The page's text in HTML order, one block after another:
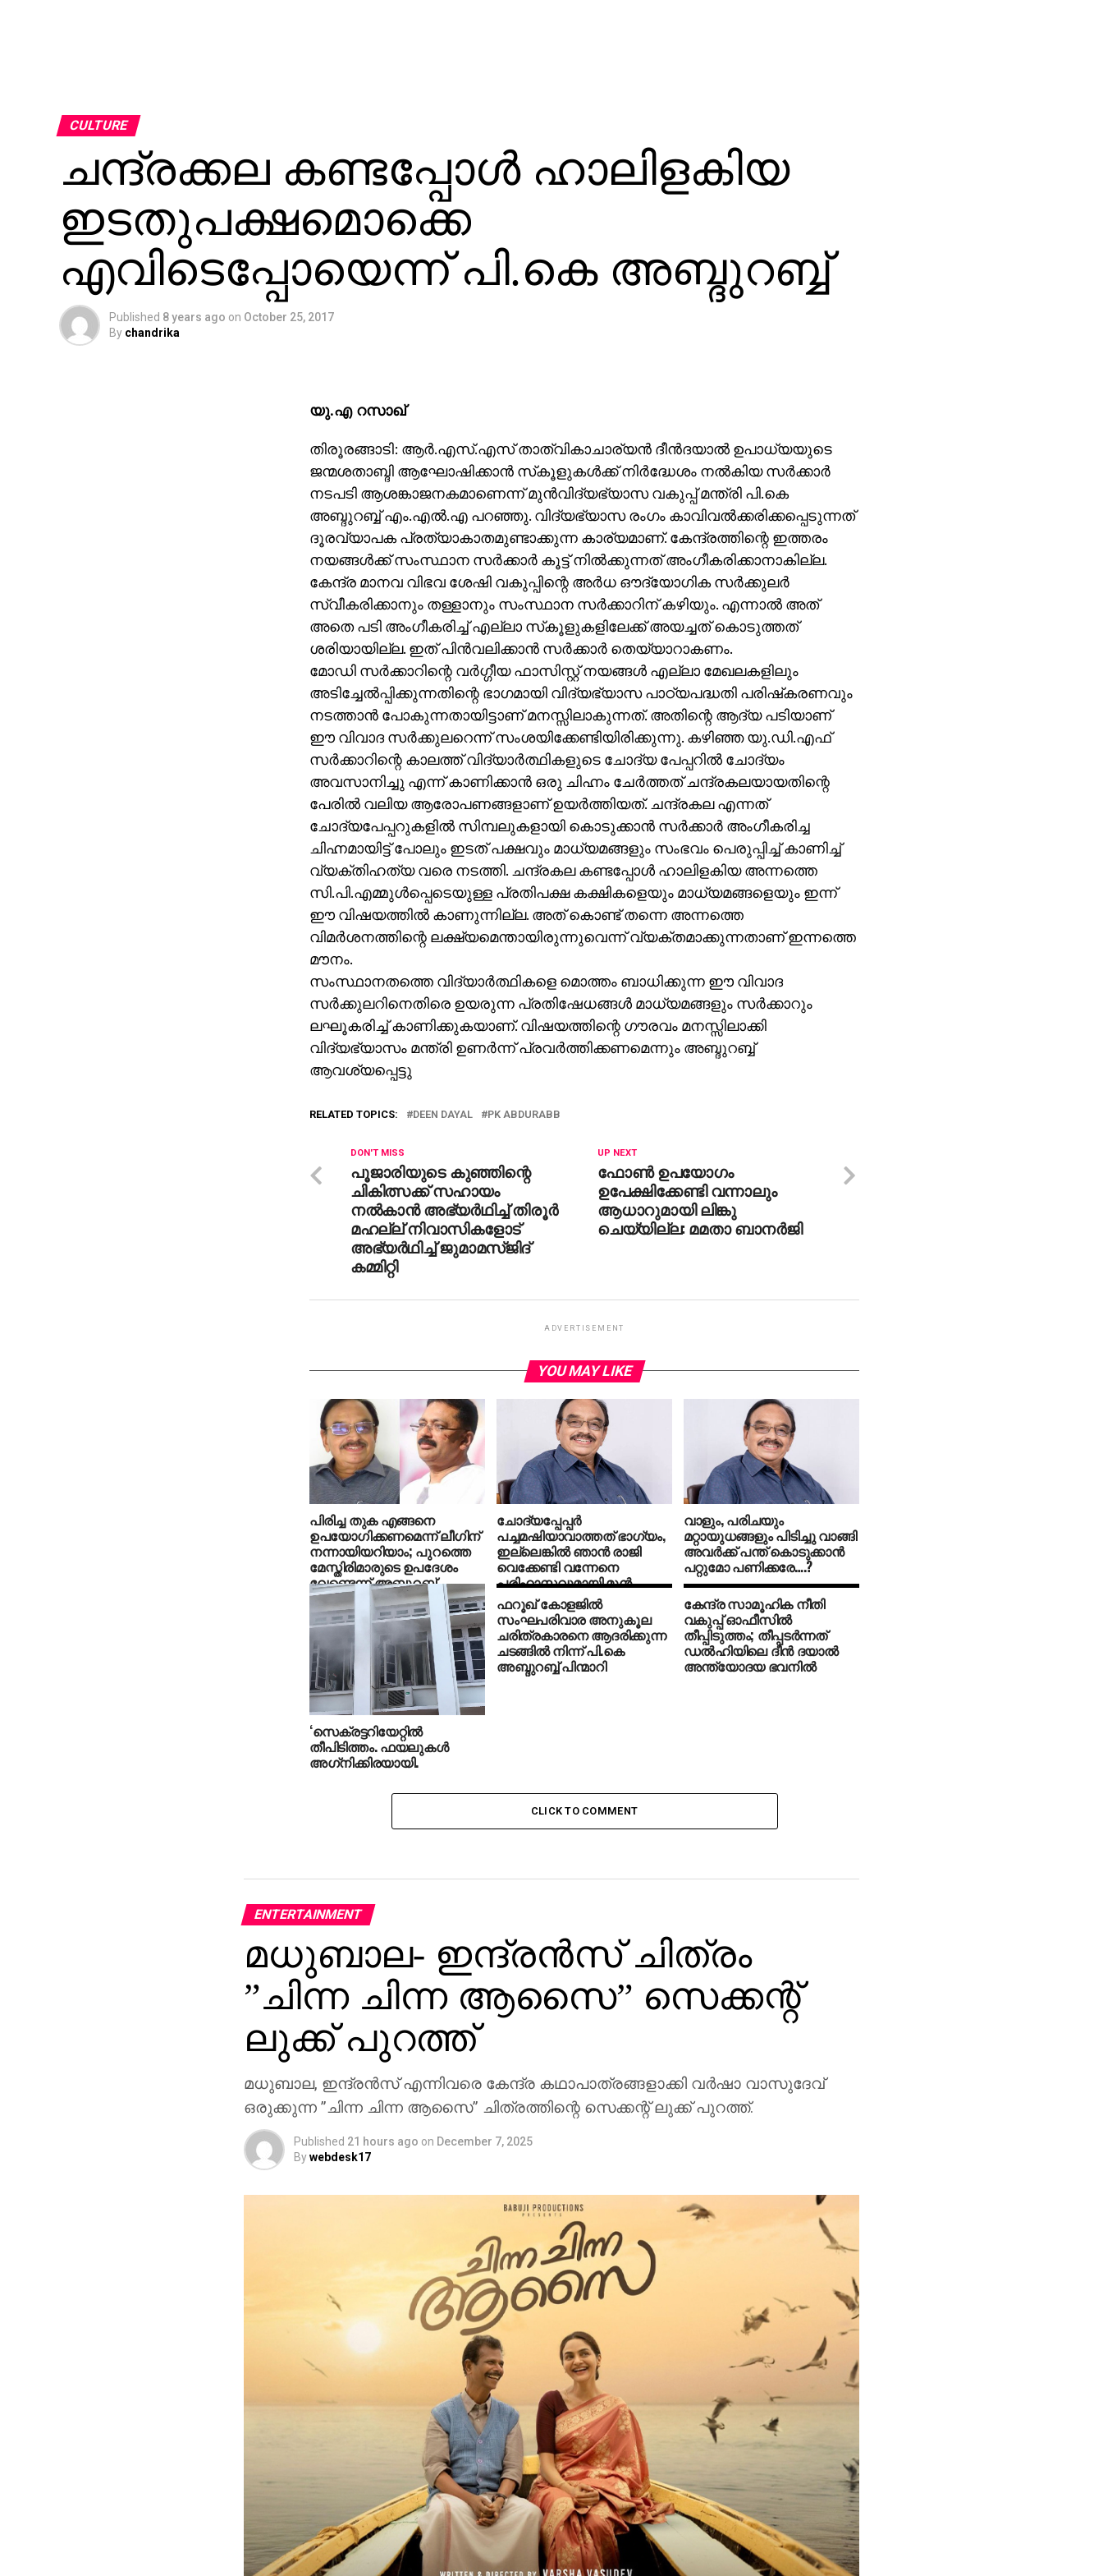
CULTURE
ചന്ദ്രക്കല കണ്ടപ്പോള്‍ ഹാലിളകിയ
ഇടതുപക്ഷമൊക്കെ
എവിടെപ്പോയെന്ന് പി.കെ അബ്ദുറബ്ബ്‌
Published 8 years ago on October 25, 2017
By chandrika
യു.എ റസാഖ്
തിരൂരങ്ങാടി: ആര്‍.എസ്.എസ് താത്വികാചാര്യന്‍ ദീന്‍ദയാല്‍ ഉപാധ്യയുടെ
ജന്മശതാബ്ദി ആഘോഷിക്കാന്‍ സ്‌കൂളുകള്‍ക്ക് നിര്‍ദ്ധേശം നല്‍കിയ സര്‍ക്കാര്‍
നടപടി ആശങ്കാജനകമാണെന്ന് മുന്‍വിദ്യഭ്യാസ വകുപ്പ് മന്ത്രി പി.കെ
അബ്ദുറബ്ബ് എം.എല്‍.എ പറഞ്ഞു. വിദ്യഭ്യാസ രംഗം കാവിവല്‍ക്കരിക്കപ്പെടുന്നത്
ദൂരവ്യാപക പ്രത്യാകാതമുണ്ടാക്കുന്ന കാര്യമാണ്. കേന്ദ്രത്തിന്റെ ഇത്തരം
നയങ്ങള്‍ക്ക് സംസ്ഥാന സര്‍ക്കാര്‍ കൂട്ട് നില്‍ക്കുന്നത് അംഗീകരിക്കാനാകില്ല.
കേന്ദ്ര മാനവ വിഭവ ശേഷി വകുപ്പിന്റെ അര്‍ധ ഔദ്യോഗിക സര്‍ക്കുലര്‍
സ്വീകരിക്കാനും തള്ളാനും സംസ്ഥാന സര്‍ക്കാറിന് കഴിയും. എന്നാല്‍ അത്
അതെ പടി അംഗീകരിച്ച് എല്ലാ സ്‌കൂളുകളിലേക്ക് അയച്ചത് കൊടുത്തത്
ശരിയായില്ല. ഇത് പിന്‍വലിക്കാന്‍ സര്‍ക്കാര്‍ തെയ്യാറാകണം.
മോഡി സര്‍ക്കാറിന്റെ വര്‍ഗ്ഗീയ ഫാസിസ്റ്റ് നയങ്ങള്‍ എല്ലാ മേഖലകളിലും
അടിച്ചേല്‍പ്പിക്കുന്നതിന്റെ ഭാഗമായി വിദ്യഭ്യാസ പാഠ്യപദ്ധതി പരിഷ്‌കരണവും
നടത്താന്‍ പോകുന്നതായിട്ടാണ് മനസ്സിലാകുന്നത്. അതിന്റെ ആദ്യ പടിയാണ്
ഈ വിവാദ സര്‍ക്കുലറെന്ന് സംശയിക്കേണ്ടിയിരിക്കുന്നു. കഴിഞ്ഞ യു.ഡി.എഫ്
സര്‍ക്കാറിന്റെ കാലത്ത് വിദ്യാര്‍ത്ഥികളുടെ ചോദ്യ പേപ്പറില്‍ ചോദ്യം
അവസാനിച്ചു എന്ന് കാണിക്കാന്‍ ഒരു ചിഹ്നം ചേര്‍ത്തത് ചന്ദ്രകലയായതിന്റെ
പേരില്‍ വലിയ ആരോപണങ്ങളാണ് ഉയര്‍ത്തിയത്. ചന്ദ്രകല എന്നത്
ചോദ്യപേപ്പറുകളില്‍ സിമ്പലുകളായി കൊടുക്കാന്‍ സര്‍ക്കാര്‍ അംഗീകരിച്ച
ചിഹ്നമായിട്ട് പോലും ഇടത് പക്ഷവും മാധ്യമങ്ങളും സംഭവം പെരുപ്പിച്ച് കാണിച്ച്
വ്യക്തിഹത്യ വരെ നടത്തി. ചന്ദ്രകല കണ്ടപ്പോള്‍ ഹാലിളകിയ അന്നത്തെ
സി.പി.എമ്മുള്‍പ്പെടെയുള്ള പ്രതിപക്ഷ കക്ഷികളെയും മാധ്യമങ്ങളെയും ഇന്ന്
ഈ വിഷയത്തില്‍ കാണുന്നില്ല. അത് കൊണ്ട് തന്നെ അന്നത്തെ
വിമര്‍ശനത്തിന്റെ ലക്ഷ്യമെന്തായിരുന്നുവെന്ന് വ്യക്തമാക്കുന്നതാണ് ഇന്നത്തെ
മൗനം.
സംസ്ഥാനതത്തെ വിദ്യാര്‍ത്ഥികളെ മൊത്തം ബാധിക്കുന്ന ഈ വിവാദ
സര്‍ക്കുലറിനെതിരെ ഉയരുന്ന പ്രതിഷേധങ്ങള്‍ മാധ്യമങ്ങളും സര്‍ക്കാറും
ലഘൂകരിച്ച് കാണിക്കുകയാണ്. വിഷയത്തിന്റെ ഗൗരവം മനസ്സിലാക്കി
വിദ്യഭ്യാസം മന്ത്രി ഉണര്‍ന്ന് പ്രവര്‍ത്തിക്കണമെന്നും അബ്ദുറബ്ബ്
ആവശ്യപ്പെട്ടു
RELATED TOPICS: DEEN DAYAL PK ABDURABB
UP NEXT
ഫോണ്‍ ഉപയോഗം
ഉപേക്ഷിക്കേണ്ടി വന്നാലും
ആധാറുമായി ലിങ്കു
ചെയ്യില്ല: മമതാ ബാനര്‍ജി
DON'T MISS
പൂജാരിയുടെ കുഞ്ഞിന്റെ
ചികിത്സക്ക് സഹായം
നല്‍കാന്‍ അഭ്യര്‍ഥിച്ച് തിരൂര്‍
മഹല്ല് നിവാസികളോട്
അഭ്യര്‍ഥിച്ച് ജുമാമസ്ജിദ്
കമ്മിറ്റി
ADVERTISEMENT
YOU MAY LIKE
പിരിച്ച തുക എങ്ങനെ
ഉപയോഗിക്കണമെന്ന് ലീഗിന്
നന്നായിയറിയാം; പുറത്തെ
മേസ്തിരിമാരുടെ ഉപദേശം
വേണ്ടെന്ന് അബ്ദുറബ്
ചോദ്യപ്പേപ്പർ
പച്ചമഷിയാവാത്തത് ഭാഗ്യം,
ഇല്ലെങ്കിൽ ഞാൻ രാജി
വെക്കേണ്ടി വന്നേനെ
പരിഹാസവുമായി മുന്‍
വിദ്യാഭ്യാസ മന്ത്രി പി.കെ
അബ്ദു റബ്ബ്
വാളും, പരിചയും
മറ്റായുധങ്ങളും പിടിച്ചു വാങ്ങി
അവര്‍ക്ക് പന്ത് കൊടുക്കാന്‍
പറ്റുമോ പണിക്കരേ….?
‘സെക്രട്ടറിയേറ്റില്‍
തീപിടിത്തം. ഫയലുകള്‍
അഗ്‌നിക്കിരയായി.
ജലീലും അത്ഭുതകരമായി
ഫറൂഖ് കോളജില്‍
സംഘപരിവാര അനുകൂല
ചരിത്രകാരനെ ആദരിക്കുന്ന
ചടങ്ങില്‍ നിന്ന് പി.കെ
അബ്ദുറബ്ബ് പിന്മാറി
കേന്ദ്ര സാമൂഹിക നീതി
വകുപ്പ് ഓഫീസില്‍
തീപ്പിടുത്തം; തീപ്പടര്‍ന്നത്
ഡല്‍ഹിയിലെ ദീന്‍ ദയാല്‍
അന്ത്യോദയ ഭവനില്‍
CLICK TO COMMENT
ENTERTAINMENT
മധുബാല- ഇന്ദ്രന്‍സ് ചിത്രം
”ചിന്ന ചിന്ന ആസൈ” സെക്കന്റ്
ലുക്ക് പുറത്ത്
മധുബാല, ഇന്ദ്രന്‍സ് എന്നിവരെ കേന്ദ്ര കഥാപാത്രങ്ങളാക്കി വര്‍ഷാ വാസുദേവ്
ഒരുക്കുന്ന ”ചിന്ന ചിന്ന ആസൈ” ചിത്രത്തിന്റെ സെക്കന്റ് ലുക്ക് പുറത്ത്.
Published 21 hours ago on December 7, 2025
Bywebdesk17